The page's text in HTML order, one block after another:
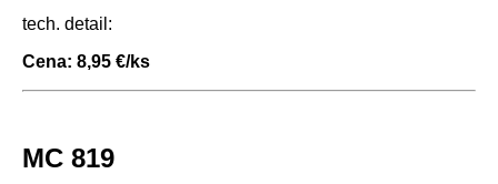
tech. detail:
Cena: 8,95 €/ks
MC 819